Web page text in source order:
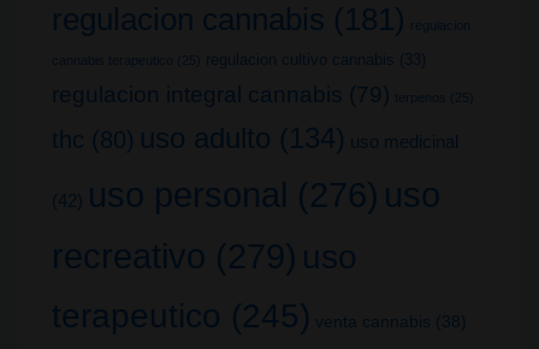
regulacion cannabis (181) regulacion
cannabis terapeutico (25) regulacion cultivo cannabis (33)
regulacion integral cannabis (79) terpenos (25)
thc (80) uso adulto (134) uso medicinal
(42) uso personal (276) uso
recreativo (279) uso
terapeutico (245) venta cannabis (38)